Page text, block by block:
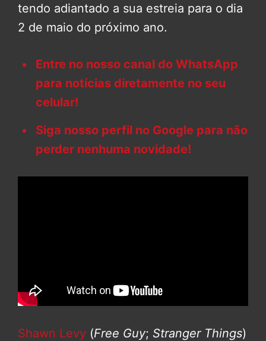
tendo adiantado a sua estreia para o dia
2 de maio do próximo ano.
Entre no nosso canal do WhatsApp
para notícias diretamente no seu
celular!
Siga nosso perfil no Google para não
perder nenhuma novidade!
Shawn Levy (Free Guy; Stranger Things)